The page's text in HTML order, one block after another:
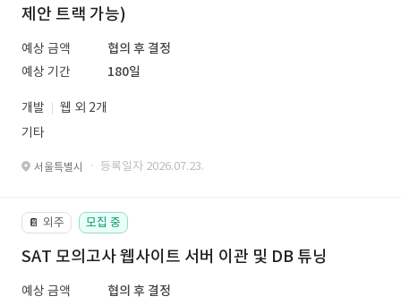
제안 트랙 가능)
예상 금액
협의 후 결정
예상 기간
180일
개발
웹 외 2개
기타
서울특별시 · 등록일자 2026.07.23.
📔 외주 모집 중
SAT 모의고사 웹사이트 서버 이관 및 DB 튜닝
예상 금액
협의 후 결정